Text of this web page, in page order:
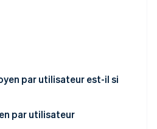
évolutions
Marketplace
par utilisateur est-il si
par utilisateur